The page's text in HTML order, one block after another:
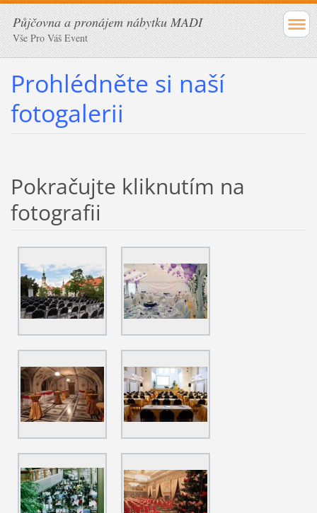
Půjčovna a pronájem nábytku MADI
Vše Pro Váš Event
Prohlédněte si naší
fotogalerii
Pokračujte kliknutím na
fotografii